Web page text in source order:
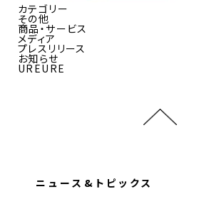
カテゴリー
その他
商品・サービス
メディア
プレスリリース
お知らせ
UREURE
ニュース&トピックス